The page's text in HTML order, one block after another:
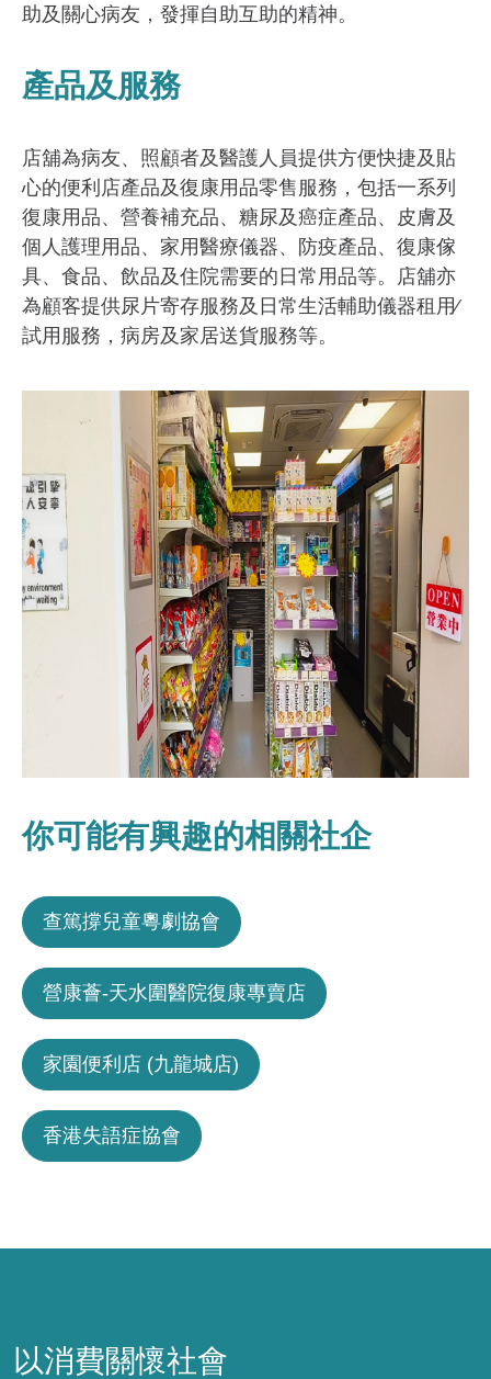
助及關心病友，發揮自助互助的精神。
產品及服務
店舖為病友、照顧者及醫護人員提供方便快捷及貼
心的便利店產品及復康用品零售服務，包括一系列
復康用品、營養補充品、糖尿及癌症產品、皮膚及
個人護理用品、家用醫療儀器、防疫產品、復康傢
具、食品、飲品及住院需要的日常用品等。店舖亦
為顧客提供尿片寄存服務及日常生活輔助儀器租用∕
試用服務，病房及家居送貨服務等。
你可能有興趣的相關社企
查篤撐兒童粵劇協會
營康薈-天水圍醫院復康專賣店
家園便利店 (九龍城店)
香港失語症協會
以消費關懷社會